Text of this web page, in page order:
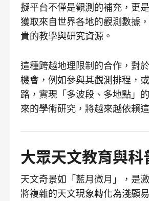
擬平台不僅是觀測的補充，更
獲取來自世界各地的觀測數據
貴的教學與研究資源。
這種跨越地理限制的合作，對
機會，例如參與其觀測排程，
路，實現「多波段、多地點」
來的學術研究，將越來越依賴
大眾天文教育與
天文奇景如「藍月微月」，是
將複雜的天文現象轉化為淺顯